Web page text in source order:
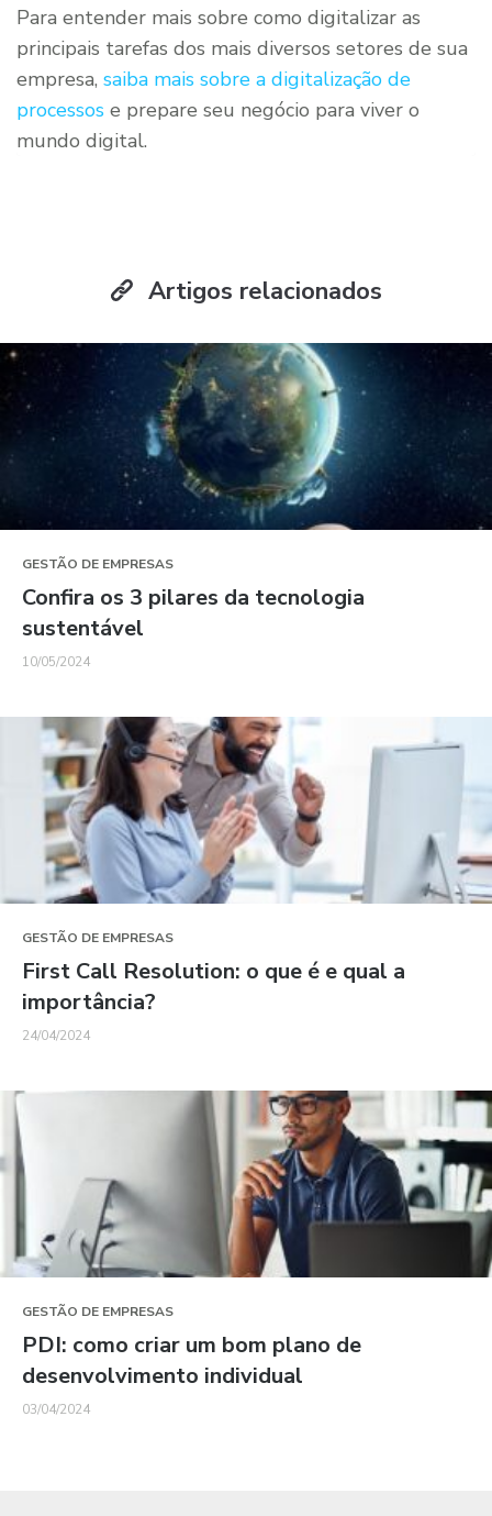
Para entender mais sobre como digitalizar as
principais tarefas dos mais diversos setores de sua
empresa, saiba mais sobre a digitalização de
processos e prepare seu negócio para viver o
mundo digital.
Artigos relacionados
GESTÃO DE EMPRESAS
Confira os 3 pilares da tecnologia
sustentável
10/05/2024
GESTÃO DE EMPRESAS
First Call Resolution: o que é e qual a
importância?
24/04/2024
GESTÃO DE EMPRESAS
PDI: como criar um bom plano de
desenvolvimento individual
03/04/2024